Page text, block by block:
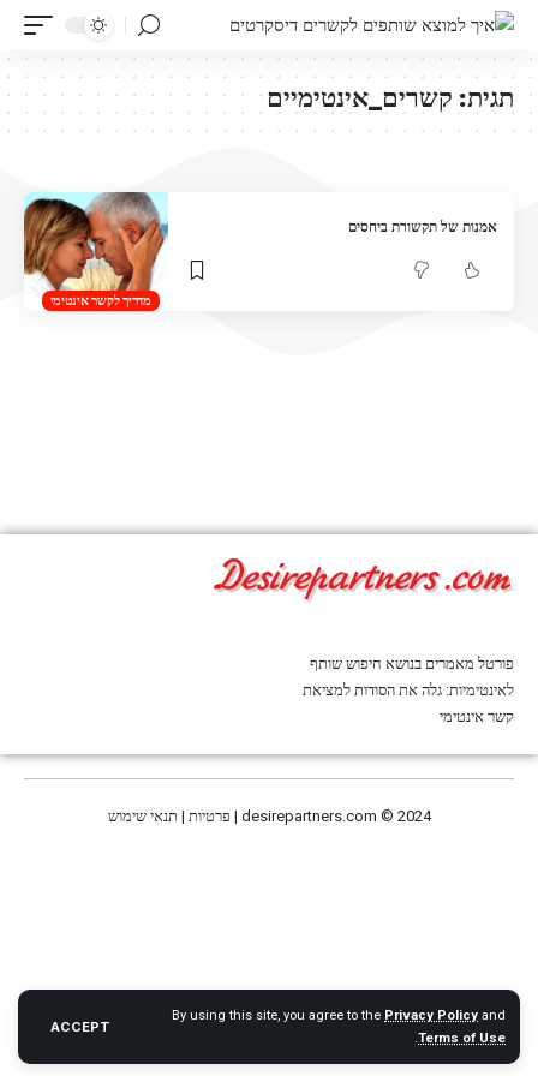
By using this site, you agree to the Privacy Policy and
Terms of Use
.
ACCEPT
תגית:קשרים_אינטימיים
מדריך לקשר אינטימי
אמנות של תקשורת ביחסים
פורטל מאמרים בנושא חיפוש שותף
לאינטימיות: גלה את הסודות למציאת
קשר אינטימי
desirepartners.com © 2024 | פרטיות | תנאי שימוש